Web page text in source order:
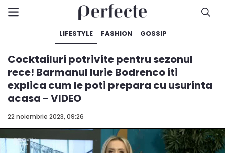
LIFESTYLE FASHION GOSSIP
22 noiembrie 2023, 09:26
Cocktailuri potrivite pentru sezonul
rece! Barmanul Iurie Bodrenco iti
explica cum le poti prepara cu usurinta
acasa - VIDEO